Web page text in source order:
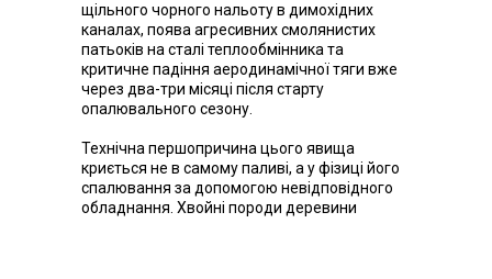
щільного чорного нальоту в димохідних
каналах, поява агресивних смолянистих
патьоків на сталі теплообмінника та
критичне падіння аеродинамічної тяги вже
через два-три місяці після старту
опалювального сезону.
Технічна першопричина цього явища
криється не в самому паливі, а у фізиці його
спалювання за допомогою невідповідного
обладнання. Хвойні породи деревини